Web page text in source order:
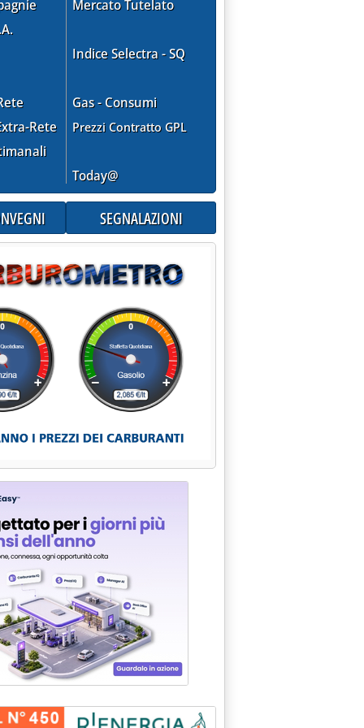
Eni R&M/gestori rimandata a settembre '
ripresa (+0,3%)'
dei prodotti petroliferi agevolati'
Rete
Mercato Tutelato
Indice Selectra - SQ
Gas - Consumi
Prezzi Contratto GPL
Today@
SEGNALAZIONI